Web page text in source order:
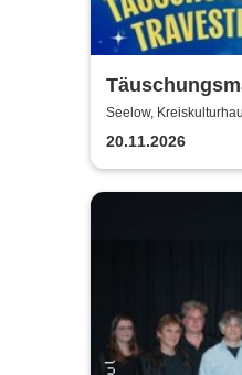
Travestie
Luxe
Seelow,
20.11.2026